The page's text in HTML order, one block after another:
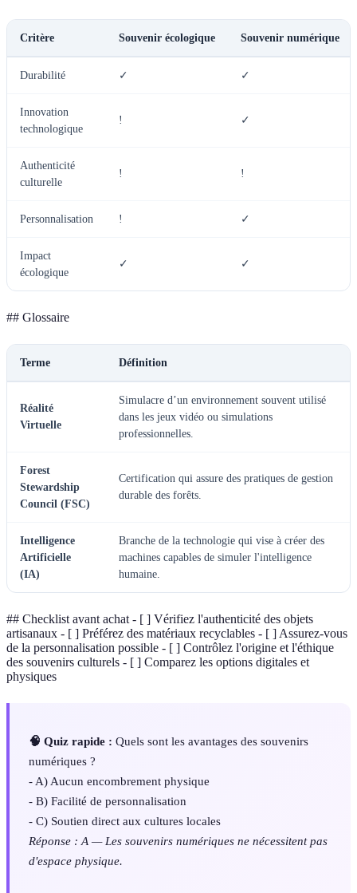
Critère Souvenir écologique Souvenir numérique
Durabilité ✓ ✓
Innovation
technologique
! ✓
Authenticité
culturelle
! !
Personnalisation ! ✓
Impact
écologique
✓ ✓
## Glossaire
Terme Définition
Réalité
Virtuelle
Simulacre d’un environnement souvent utilisé
dans les jeux vidéo ou simulations
professionnelles.
Forest
Stewardship
Council (FSC)
Certification qui assure des pratiques de gestion
durable des forêts.
Intelligence
Artificielle
(IA)
Branche de la technologie qui vise à créer des
machines capables de simuler l'intelligence
humaine.
## Checklist avant achat - [ ] Vérifiez l'authenticité des objets
artisanaux - [ ] Préférez des matériaux recyclables - [ ] Assurez-vous
de la personnalisation possible - [ ] Contrôlez l'origine et l'éthique
des souvenirs culturels - [ ] Comparez les options digitales et
physiques
🧠 Quiz rapide : Quels sont les avantages des souvenirs
numériques ?
- A) Aucun encombrement physique
- B) Facilité de personnalisation
- C) Soutien direct aux cultures locales
Réponse : A — Les souvenirs numériques ne nécessitent pas
d'espace physique.